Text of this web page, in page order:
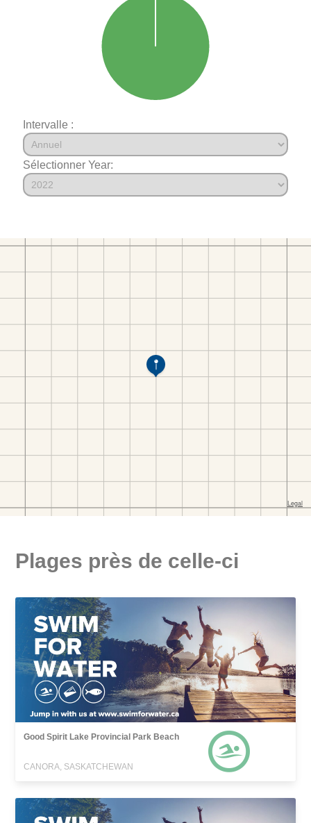
Intervalle :
Sélectionner Year:
Plages près de celle-ci
Good Spirit Lake Provincial Park Beach
CANORA, SASKATCHEWAN